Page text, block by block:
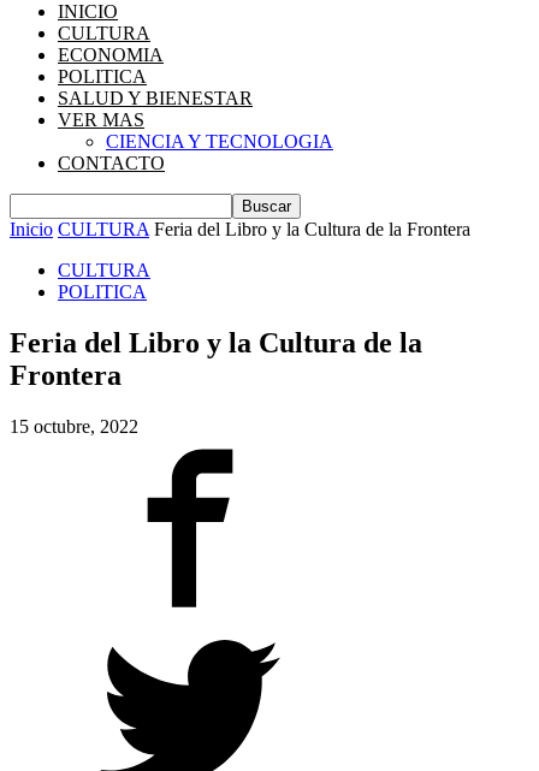
INICIO
CULTURA
ECONOMIA
POLITICA
SALUD Y BIENESTAR
VER MAS
CIENCIA Y TECNOLOGIA
CONTACTO
Inicio CULTURA Feria del Libro y la Cultura de la Frontera
CULTURA
POLITICA
Feria del Libro y la Cultura de la
Frontera
15 octubre, 2022